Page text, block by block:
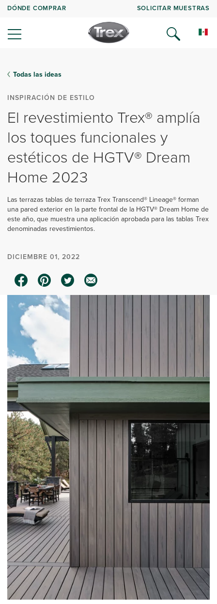
DÓNDE COMPRAR SOLICITAR MUESTRAS
Todas las ideas
INSPIRACIÓN DE ESTILO
El revestimiento Trex® amplía
los toques funcionales y
estéticos de HGTV® Dream
Home 2023
Las terrazas tablas de terraza Trex Transcend® Lineage® forman
una pared exterior en la parte frontal de la HGTV® Dream Home de
este año, que muestra una aplicación aprobada para las tablas Trex
denominadas revestimientos.
DICIEMBRE 01, 2022